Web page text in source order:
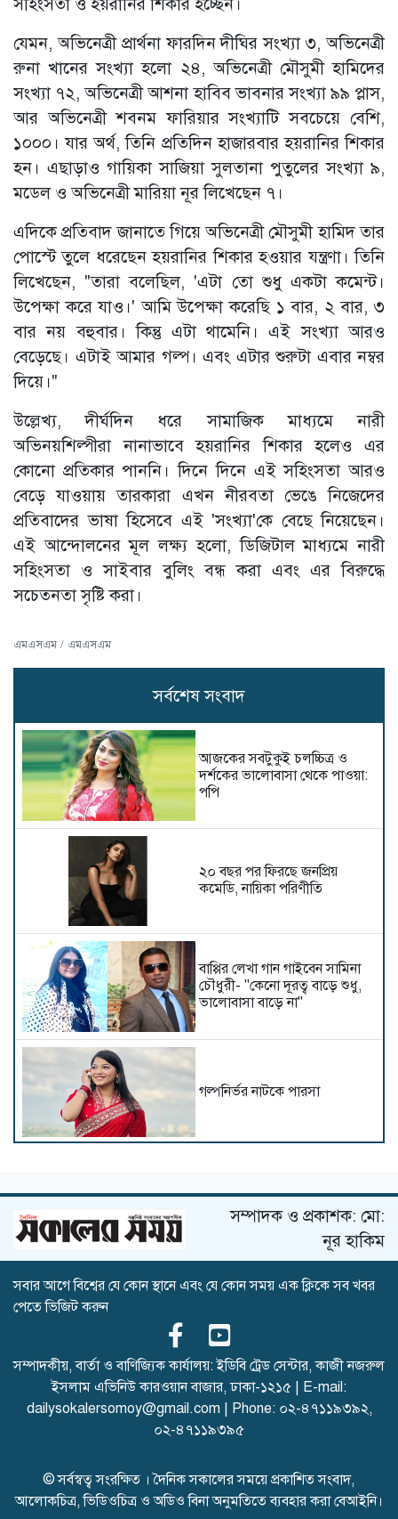
সহিংসতা ও হয়রানির শিকার হচ্ছেন।
যেমন, অভিনেত্রী প্রার্থনা ফারদিন দীঘির সংখ্যা ৩, অভিনেত্রী
রুনা খানের সংখ্যা হলো ২৪, অভিনেত্রী মৌসুমী হামিদের
সংখ্যা ৭২, অভিনেত্রী আশনা হাবিব ভাবনার সংখ্যা ৯৯ প্লাস,
আর অভিনেত্রী শবনম ফারিয়ার সংখ্যাটি সবচেয়ে বেশি,
১০০০। যার অর্থ, তিনি প্রতিদিন হাজারবার হয়রানির শিকার
হন। এছাড়াও গায়িকা সাজিয়া সুলতানা পুতুলের সংখ্যা ৯,
মডেল ও অভিনেত্রী মারিয়া নূর লিখেছেন ৭।
এদিকে প্রতিবাদ জানাতে গিয়ে অভিনেত্রী মৌসুমী হামিদ তার
পোস্টে তুলে ধরেছেন হয়রানির শিকার হওয়ার যন্ত্রণা। তিনি
লিখেছেন, "তারা বলেছিল, 'এটা তো শুধু একটা কমেন্ট।
উপেক্ষা করে যাও।' আমি উপেক্ষা করেছি ১ বার, ২ বার, ৩
বার নয় বহুবার। কিন্তু এটা থামেনি। এই সংখ্যা আরও
বেড়েছে। এটাই আমার গল্প। এবং এটার শুরুটা এবার নম্বর
দিয়ে।"
উল্লেখ্য, দীর্ঘদিন ধরে সামাজিক মাধ্যমে নারী
অভিনয়শিল্পীরা নানাভাবে হয়রানির শিকার হলেও এর
কোনো প্রতিকার পাননি। দিনে দিনে এই সহিংসতা আরও
বেড়ে যাওয়ায় তারকারা এখন নীরবতা ভেঙে নিজেদের
প্রতিবাদের ভাষা হিসেবে এই 'সংখ্যা'কে বেছে নিয়েছেন।
এই আন্দোলনের মূল লক্ষ্য হলো, ডিজিটাল মাধ্যমে নারী
সহিংসতা ও সাইবার বুলিং বন্ধ করা এবং এর বিরুদ্ধে
সচেতনতা সৃষ্টি করা।
এমএসএম / এমএসএম
সর্বশেষ সংবাদ
আজকের সবটুকুই চলচ্চিত্র ও
দর্শকের ভালোবাসা থেকে পাওয়া:
পপি
২০ বছর পর ফিরছে জনপ্রিয়
কমেডি, নায়িকা পরিণীতি
বাপ্পির লেখা গান গাইবেন সামিনা
চৌধুরী- "কেনো দূরত্ব বাড়ে শুধু,
ভালোবাসা বাড়ে না"
গল্পনির্ভর নাটকে পারসা
মাহাদি হাসান বি.এন
শিল্পের পথেই আতিকা আফসানা
‘আমি তাদের হাতেনাতে
সম্পাদক ও প্রকাশক: মো:
নূর হাকিম
সবার আগে বিশ্বের যে কোন স্থানে এবং যে কোন সময় এক ক্লিকে সব খবর
পেতে ভিজিট করুন
সম্পাদকীয়, বার্তা ও বাণিজ্যিক কার্যালয়: ইডিবি ট্রেড সেন্টার, কাজী নজরুল
ইসলাম এভিনিউ কারওয়ান বাজার, ঢাকা-১২১৫ | E-mail:
dailysokalersomoy@gmail.com | Phone: ০২-৪৭১১৯৩৯২,
০২-৪৭১১৯৩৯৫
© সর্বস্বত্ব সংরক্ষিত । দৈনিক সকালের সময়ে প্রকাশিত সংবাদ,
আলোকচিত্র, ভিডিওচিত্র ও অডিও বিনা অনুমতিতে ব্যবহার করা বেআইনি।